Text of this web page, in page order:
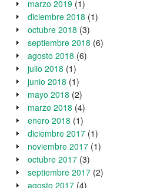
marzo 2019 (1)
diciembre 2018 (1)
octubre 2018 (3)
septiembre 2018 (6)
agosto 2018 (6)
julio 2018 (1)
junio 2018 (1)
mayo 2018 (2)
marzo 2018 (4)
enero 2018 (1)
diciembre 2017 (1)
noviembre 2017 (1)
octubre 2017 (3)
septiembre 2017 (2)
agosto 2017 (4)